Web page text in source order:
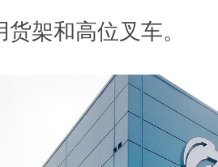
架和高位叉车。